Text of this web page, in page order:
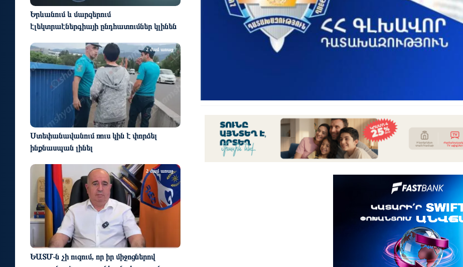
Երևանում և մարզերում
էլեկտրաէներգիայի ընդհատումներ կլինեն
Ստեփանավանում ռուս կին է փորձել
ինքնասպան լինել
2 ժամ առաջ
ԵԱՏՄ֊ն չի ուզում, որ իր միջոցներով
2 ժամ առաջ